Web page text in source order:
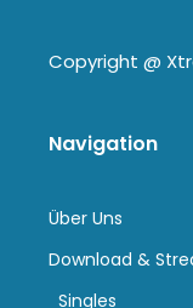
Copyright @
Navigation
Über Uns
Download &
Singles